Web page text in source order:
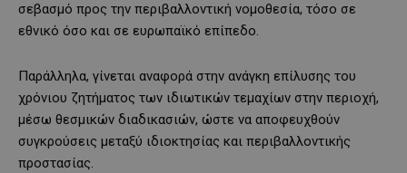
σεβασμό προς την περιβαλλοντική νομοθεσία, τόσο σε
εθνικό όσο και σε ευρωπαϊκό επίπεδο.
Παράλληλα, γίνεται αναφορά στην ανάγκη επίλυσης του
χρόνιου ζητήματος των ιδιωτικών τεμαχίων στην περιοχή,
μέσω θεσμικών διαδικασιών, ώστε να αποφευχθούν
συγκρούσεις μεταξύ ιδιοκτησίας και περιβαλλοντικής
προστασίας.